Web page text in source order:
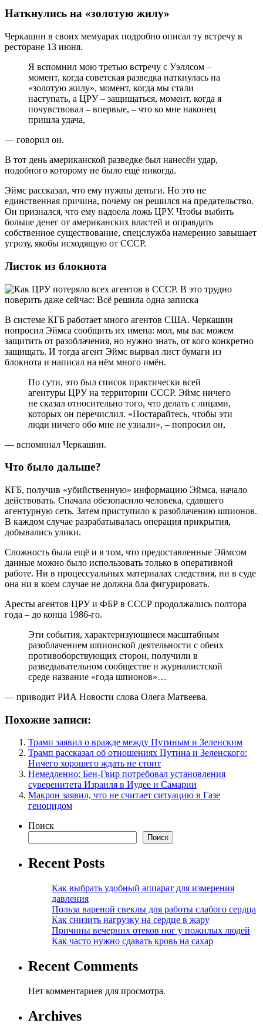
Наткнулись на «золотую жилу»
Черкашин в своих мемуарах подробно описал ту встречу в
ресторане 13 июня.
Я вспомнил мою третью встречу с Уэллсом –
момент, когда советская разведка наткнулась на
«золотую жилу», момент, когда мы стали
наступать, а ЦРУ – защищаться, момент, когда я
почувствовал – впервые, – что ко мне наконец
пришла удача,
— говорил он.
В тот день американской разведке был нанесён удар,
подобного которому не было ещё никогда.
Эймс рассказал, что ему нужны деньги. Но это не
единственная причина, почему он решился на предательство.
Он признался, что ему надоела ложь ЦРУ. Чтобы выбить
больше денег от американских властей и оправдать
собственное существование, спецслужба намеренно завышает
угрозу, якобы исходящую от СССР.
Листок из блокнота
В системе КГБ работает много агентов США. Черкашин
попросил Эймса сообщить их имена: мол, мы вас можем
защитить от разоблачения, но нужно знать, от кого конкретно
защищать. И тогда агент Эймс вырвал лист бумаги из
блокнота и написал на нём много имён.
По сути, это был список практически всей
агентуры ЦРУ на территории СССР. Эймс ничего
не сказал относительно того, что делать с лицами,
которых он перечислил. «Постарайтесь, чтобы эти
люди ничего обо мне не узнали», – попросил он,
— вспоминал Черкашин.
Что было дальше?
КГБ, получив «убийственную» информацию Эймса, начало
действовать. Сначала обезопасило человека, сдавшего
агентурную сеть. Затем приступило к разоблачению шпионов.
В каждом случае разрабатывалась операция прикрытия,
добывались улики.
Сложность была ещё и в том, что предоставленные Эймсом
данные можно было использовать только в оперативной
работе. Ни в процессуальных материалах следствия, ни в суде
она ни в коем случае не должна бла фигурировать.
Аресты агентов ЦРУ и ФБР в СССР продолжались полтора
года – до конца 1986-го.
Эти события, характеризующиеся масштабным
разоблачением шпионской деятельности с обеих
противоборствующих сторон, получили в
разведывательном сообществе и журналистской
среде название «года шпионов»…
— приводит РИА Новости слова Олега Матвеева.
Похожие записи:
Трамп заявил о вражде между Путиным и Зеленским
Трамп рассказал об отношениях Путина и Зеленского:
Ничего хорошего ждать не стоит
Немедленно: Бен-Гвир потребовал установления
суверенитета Израиля в Иудее и Самарии
Макрон заявил, что не считает ситуацию в Газе
геноцидом
Поиск
Поиск
Recent Posts
Как выбрать удобный аппарат для измерения
давления
Польза вареной свеклы для работы слабого сердца
Как снизить нагрузку на сердце в жару
Причины вечерних отеков ног у пожилых людей
Как часто нужно сдавать кровь на сахар
Recent Comments
Нет комментариев для просмотра.
Archives